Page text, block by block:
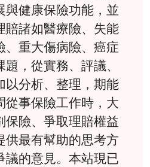
與健康保險功能，並
賠諸如醫療險、失能
、重大傷病險、癌症
，從實務、評議、
以分析、整理，期能
從事保險工作時，大
保險、爭取理賠權益
供最有幫助的思考方
議的意見。本站現已